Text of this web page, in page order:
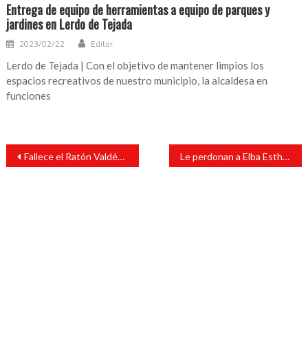
Entrega de equipo de herramientas a equipo de parques y
jardines en Lerdo de Tejada
2023/02/22 Editor
Lerdo de Tejada | Con el objetivo de mantener limpios los
espacios recreativos de nuestro municipio, la alcaldesa en
funciones
Navegación
entradas
Fallece el Ratón Valdés, hermano de Tin Tan, El Loco y Don Ramón Le perdonan a Elba Esther Gordillo deuda al SAT por más de 9 millones